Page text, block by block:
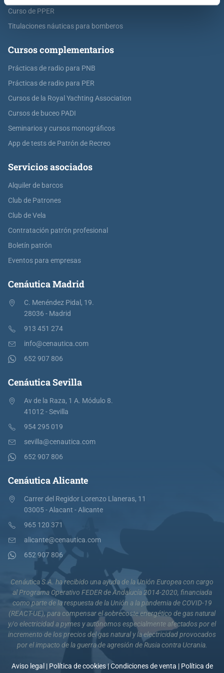
Curso de PPER
Titulaciones náuticas para bomberos
Cursos complementarios
Prácticas de radio para PNB
Prácticas de radio para PER
Cursos de la Royal Yachting Association
Cursos de buceo PADI
Seminarios y cursos monográficos
App de tests de Patrón de Recreo
Servicios asociados
Alquiler de barcos
Club de Patrones
Club de Vela
Contratación patrón profesional
Boletín patrón
Eventos para empresas
Cenáutica Madrid
C. Menéndez Pidal, 19.
28036 - Madrid
913 451 274
info@cenautica.com
652 907 806
Cenáutica Sevilla
Av de la Raza, 1 A. Módulo 8.
41012 - Sevilla
954 295 019
sevilla@cenautica.com
652 907 806
Cenáutica Alicante
Carrer del Regidor Lorenzo Llaneras, 11
03005 - Alacant - Alicante
965 120 371
alicante@cenautica.com
652 907 806
Cenáutica S.A. ha recibido una ayuda de la Unión Europea con cargo
al Programa Operativo FEDER de Andalucía 2014-2020, financiada
como parte de la respuesta de la Unión a la pandemia de COVID-19
(REACT-UE), para compensar el sobrecoste energético de gas natural
y/o electricidad a pymes y autónomos especialmente afectados por el
incremento de los precios del gas natural y la electricidad provocados
por el impacto de la guerra de agresión de Rusia contra Ucrania.
Aviso legal| Política de cookies|Condiciones de venta | Política de